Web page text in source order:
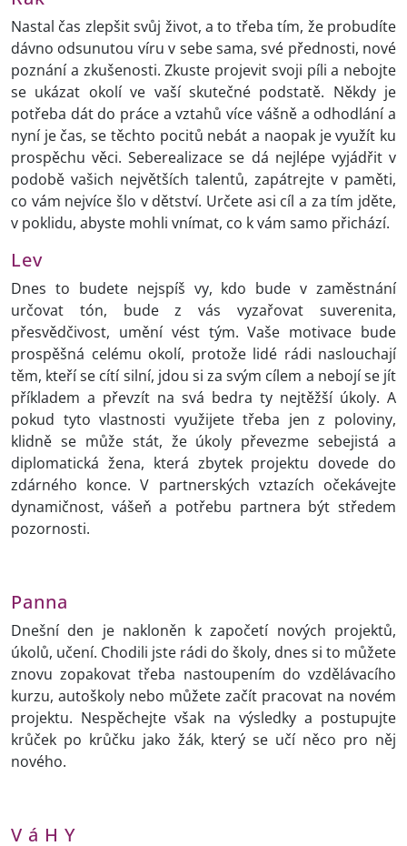
Nastal čas zlepšit svůj život, a to třeba tím, že probudíte
dávno odsunutou víru v sebe sama, své přednosti, nové
poznání a zkušenosti. Zkuste projevit svoji píli a nebojte
se ukázat okolí ve vaší skutečné podstatě. Někdy je
potřeba dát do práce a vztahů více vášně a odhodlání a
nyní je čas, se těchto pocitů nebát a naopak je využít ku
prospěchu věci. Seberealizace se dá nejlépe vyjádřit v
podobě vašich největších talentů, zapátrejte v paměti,
co vám nejvíce šlo v dětství. Určete asi cíl a za tím jděte,
v poklidu, abyste mohli vnímat, co k vám samo přichází.
Lev
Dnes to budete nejspíš vy, kdo bude v zaměstnání
určovat tón, bude z vás vyzařovat suverenita,
přesvědčivost, umění vést tým. Vaše motivace bude
prospěšná celému okolí, protože lidé rádi naslouchají
těm, kteří se cítí silní, jdou si za svým cílem a nebojí se jít
příkladem a převzít na svá bedra ty nejtěžší úkoly. A
pokud tyto vlastnosti využijete třeba jen z poloviny,
klidně se může stát, že úkoly převezme sebejistá a
diplomatická žena, která zbytek projektu dovede do
zdárného konce. V partnerských vztazích očekávejte
dynamičnost, vášeň a potřebu partnera být středem
pozornosti.
Panna
Dnešní den je nakloněn k započetí nových projektů,
úkolů, učení. Chodili jste rádi do školy, dnes si to můžete
znovu zopakovat třeba nastoupením do vzdělávacího
kurzu, autoškoly nebo můžete začít pracovat na novém
projektu. Nespěchejte však na výsledky a postupujte
krůček po krůčku jako žák, který se učí něco pro něj
nového.
V á H Y